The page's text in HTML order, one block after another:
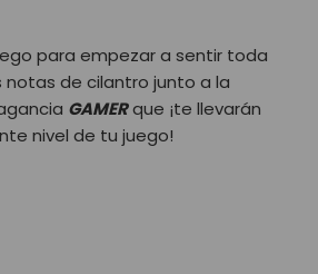
para empezar a sentir toda
notas de cilantro junto a la
GAMERque ¡te llevarán
nivel de tu juego!